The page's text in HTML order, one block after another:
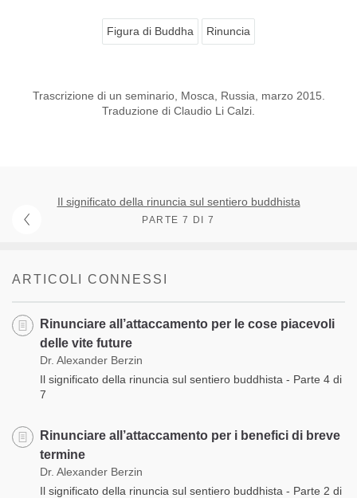
Figura di Buddha Rinuncia
Trascrizione di un seminario, Mosca, Russia, marzo 2015.
Traduzione di Claudio Li Calzi.
Il significato della rinuncia sul sentiero buddhista
PARTE 7 DI 7
ARTICOLI CONNESSI
Rinunciare all’attaccamento per le cose piacevoli
delle vite future
Dr. Alexander Berzin
Il significato della rinuncia sul sentiero buddhista - Parte 4 di
7
Rinunciare all’attaccamento per i benefici di breve
termine
Dr. Alexander Berzin
Il significato della rinuncia sul sentiero buddhista - Parte 2 di